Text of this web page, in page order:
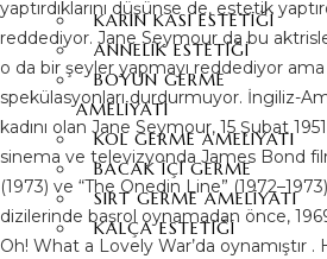
KARIN KASI ESTETIĞI
ANNELIK ESTETIĞI
BOYUN GERME
AMELIYATI
KOL GERME AMELIYATI
BACAK İÇI GERME
SIRT GERME AMELIYATI
KALÇA ESTETIĞI
yaptırdıklarını düşünse de, estetik
reddediyor. Jane Seymour da bu
o da bir şeyler yapmayı reddediyor
spekülasyonları durdurmuyor. İngiliz-
kadını olan Jane Seymour, 15 Şubat
sinema ve televizyonda James Bond
(1973) ve “The Onedin Line”
dizilerinde başrol oynamadan önce,
Oh! What a Lovely War’da oynamıştır .